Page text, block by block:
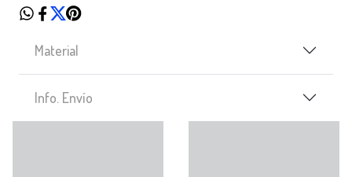
Material
Info. Envío